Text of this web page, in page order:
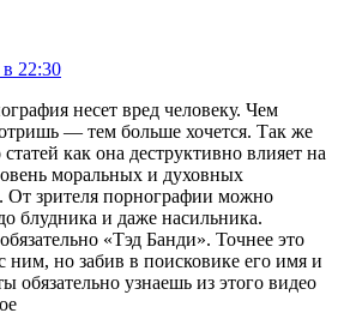
22:30
несет вред человеку. Чем
— тем больше хочется. Так же
как она деструктивно влияет на
моральных и духовных
От зрителя порнографии можно
блудника и даже насильника.
«Тэд Банди». Точнее это
ним, но забив в поисковике его имя и
обязательно узнаешь из этого видео